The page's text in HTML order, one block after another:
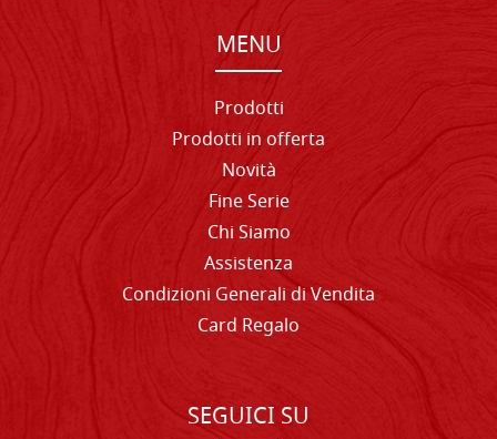
MENU
Prodotti
Prodotti in offerta
Novità
Fine Serie
Chi Siamo
Assistenza
Condizioni Generali di Vendita
Card Regalo
SEGUICI SU